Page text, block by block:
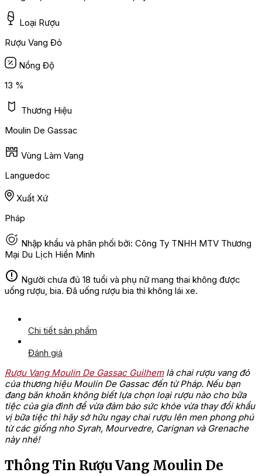
Loại Rượu
Rượu Vang Đỏ
Nồng Độ
13 %
Thương Hiệu
Moulin De Gassac
Vùng Làm Vang
Languedoc
Xuất Xứ
Pháp
Nhập khẩu và phân phối bởi: Công Ty TNHH MTV Thương
Mại Du Lịch Hiền Minh
Người chưa đủ 18 tuổi và phụ nữ mang thai không được
uống rượu, bia. Đã uống rượu bia thì không lái xe.
Chi tiết sản phẩm
Đánh giá
Rượu Vang Moulin De Gassac Guilhemlà chai rượu vang đỏ
của thương hiệu Moulin De Gassac đến từ Pháp. Nếu bạn
đang băn khoăn không biết lựa chọn loại rượu nào cho bữa
tiệc của gia đình để vừa đảm bảo sức khỏe vừa thay đổi khẩu
vị bữa tiệc thì hãy sở hữu ngay chai rượu lên men phong phú
từ các giống nho Syrah, Mourvedre, Carignan và Grenache
này nhé!
Thông Tin Rượu Vang Moulin De